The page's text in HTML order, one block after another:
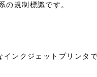
の規制標識です。
ンクジェットプリンタ